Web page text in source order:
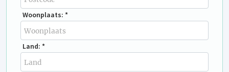
Woonplaats: *
Land: *